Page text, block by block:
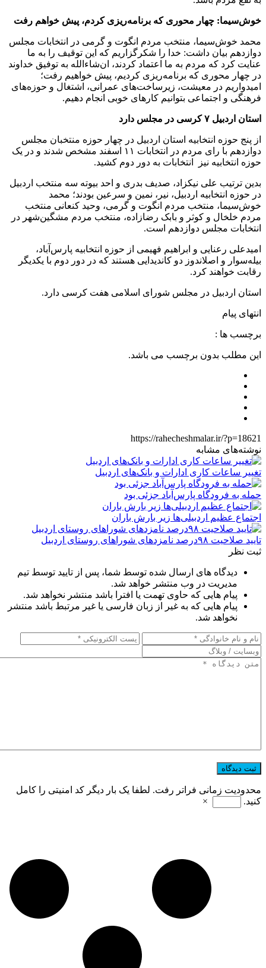
خوش‌سیما: چهار محوری که برنامه‌ریزی کردم، پیش خواهم رفت
محمد خوش‌سیما، منتخب مردم انگوت و گرمی در انتخابات مجلس
دوازدهم بیان داشت: خدا را شکرگزاریم که این توقیف را به ما
عنایت کرد که مردم به ما اعتماد کردند، ان‌شاءالله به توفیق خداوند
در چهار محوری که برنامه‌ریزی کردیم، پیش خواهیم رفت؛
امیدواریم در معیشت، زیرساخت‌های عمرانی، اشتغال و حوزه‌های
فرهنگی و اجتماعی بتوانیم کارهای خوبی انجام دهیم.
استان اردبیل ۷ کرسی در مجلس دارد
از پنج حوزه انتخابیه استان اردبیل در چهار حوزه منتخبان مجلس
دوازدهم با رای مردم در انتخابات ۱۱ اسفند مشخص شدند و در یک
حوزه انتخابیه نیز انتخابات به دور دوم کشید.
بدین ترتیب علی نیکزاد، صدیف بدری و احد بیوته سه منتخب اردبیل
در حوزه انتخابیه اردبیل، نیر، نمین و سرعین بودند؛ محمد
خوش‌سیما، منتخب مردم انگوت و گرمی، وحید کنعانی منتخب
مردم خلخال و کوثر و بابک رضازاده، منتخب مردم مشگین‌شهر در
انتخابات مجلس دوازدهم است.
امیدعلی رعنایی و ابراهیم فهیمی از حوزه انتخابیه پارس‌آباد،
بیله‌سوار و اصلاندوز دو کاندیدایی هستند که در دور دوم با یکدیگر
رقابت خواهند کرد.
استان اردبیل در مجلس شورای اسلامی هفت کرسی دارد.
انتهای پیام
برچسب ها :
این مطلب بدون برچسب می باشد.
https://rahecheshmalar.ir/?p=18621
نوشته‌های مشابه
تغییر ساعات کاری ادارات و بانک‌های اردبیل
حمله به فرودگاه پارس‌‌آباد جزئی بود
اجتماع عظیم اردبیلی‌ها زیر بارش باران
تایید صلاحیت ۹۸درصد نامزدهای شوراهای روستای اردبیل
ثبت نظر
دیدگاه های ارسال شده توسط شما، پس از تایید توسط تیم
مدیریت در وب منتشر خواهد شد.
پیام هایی که حاوی تهمت یا افترا باشد منتشر نخواهد شد.
پیام هایی که به غیر از زبان فارسی یا غیر مرتبط باشد منتشر
نخواهد شد.
محدودیت زمانی فراتر رفت. لطفا یک بار دیگر کد امنیتی را کامل
کنید.
×